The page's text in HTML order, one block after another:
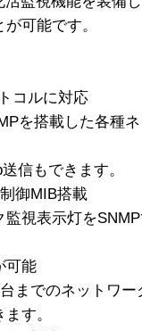
可能です。
コルに対応
を搭載した各種
信もできます。
御MIB搭載
監視表示灯を
可能
までのネットワ
す。